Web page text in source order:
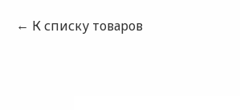
К списку товаров